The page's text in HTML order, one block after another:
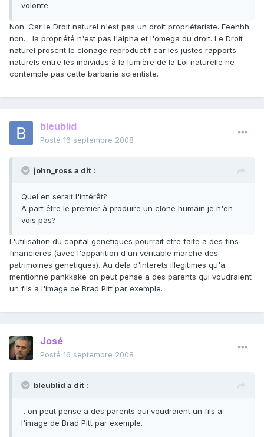
volonte.
Non. Car le Droit naturel n'est pas un droit propriétariste. Eeehhh
non… la propriété n'est pas l'alpha et l'omega du droit. Le Droit
naturel proscrit le clonage reproductif car les justes rapports
naturels entre les individus à la lumière de la Loi naturelle ne
contemple pas cette barbarie scientiste.
bleublid
Posté 16 septembre 2008
john_ross a dit :
Quel en serait l'intérêt?
A part être le premier à produire un clone humain je n'en
vois pas?
L'utilisation du capital genetiques pourrait etre faite a des fins
financieres (avec l'apparition d'un veritable marche des
patrimoines genetiques). Au dela d'interets illegitimes qu'a
mentionne pankkake on peut pense a des parents qui voudraient
un fils a l'image de Brad Pitt par exemple.
José
Posté 16 septembre 2008
bleublid a dit :
…on peut pense a des parents qui voudraient un fils a
l'image de Brad Pitt par exemple.